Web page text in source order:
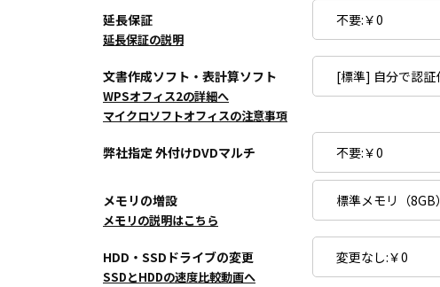
延長保証
延長保証の説明
文書作成ソフト・表計算ソフト
WPSオフィス2の詳細へ
マイクロソフトオフィスの注意事項
弊社指定 外付けDVDマルチ
メモリの増設
メモリの説明はこちら
HDD・SSDドライブの変更
SSDとHDDの速度比較動画へ